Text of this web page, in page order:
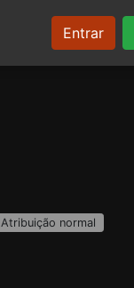
Entrar
Atribuição normal